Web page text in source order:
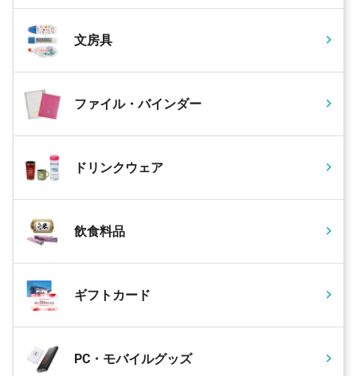
文房具
ファイル・バインダー
ドリンクウェア
飲食料品
ギフトカード
PC・モバイルグッズ